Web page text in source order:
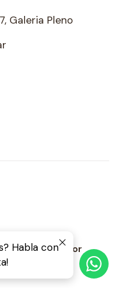
Galeria Pleno
Desarrollado por
Habla con